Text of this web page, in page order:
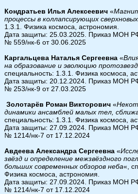
Кондратьев Илья Алексеевич «
процессы в коллапсирующих сверхновых
1.3.1. Физика космоса, астрономия.
Дата защиты: 25.03.2025. Приказ МОН
№ 559/нк-6 от 30.06.2025
Каргальцева Наталья Сергеевна «
на образование и эволюцию
специальность: 1.3.1. Физика космоса,
Дата защиты: 20.12.2024. Приказ МОН
№ 253/нк-9 от 27.03.2025
Золотарёв Роман Викторович «
динамики ансамблей малых тел,
специальность: 1.3.1. Физика космоса,
Дата защиты: 27.09.2024. Приказ МОН
№ 1214/нк-7 от 17.12.2024
Авдеева Александра Сергеевна «
звёзд и определение межзвёздного
больших современных обзоров неба«,
Физика космоса, астрономия.
Дата защиты: 27.09.2024. Приказ МОН
№ 1214/нк-7 от 17.12.2024